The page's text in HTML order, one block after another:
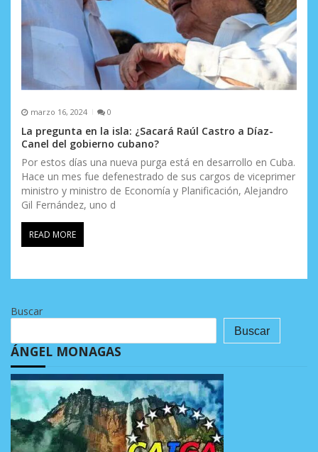
marzo 16, 2024 0
La pregunta en la isla: ¿Sacará Raúl Castro a Díaz-
Canel del gobierno cubano?
Por estos días una nueva purga está en desarrollo en Cuba.
Hace un mes fue defenestrado de sus cargos de viceprimer
ministro y ministro de Economía y Planificación, Alejandro
Gil Fernández, uno d
READ MORE
Buscar
Buscar
ÁNGEL MONAGAS